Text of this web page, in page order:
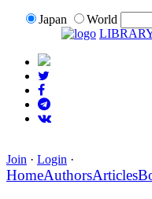
Japan
World
Join · Login ·
HomeAuthorsArticles